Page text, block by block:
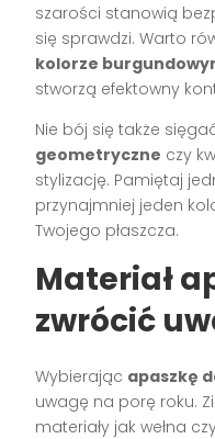
szarości stanowią
się sprawdzi. Warto
kolorze
stworzą efektowny
Nie bój się także
geometryczne czy
stylizację. Pamiętaj
przynajmniej jeden
Twojego płaszcza.
Materiał
zwrócić
Wybierając apaszkę
uwagę na porę roku.
materiały jak wełna